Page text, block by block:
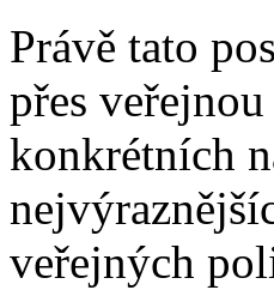
Právě tato
přes
konkrétních
veřejných